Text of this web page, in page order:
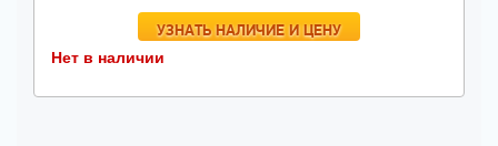
УЗНАТЬ НАЛИЧИЕ И ЦЕНУ
Нет в наличии